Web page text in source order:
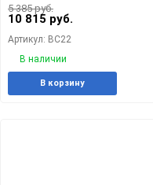
5 385 руб.
10 815 руб.
Артикул: ВС22
В наличии
В корзину